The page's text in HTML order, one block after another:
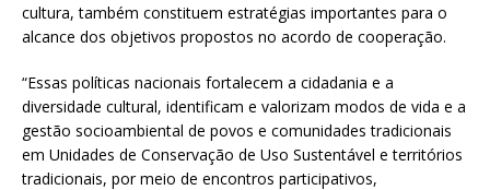
cultura, também constituem estratégias importantes para o
alcance dos objetivos propostos no acordo de cooperação.
“Essas políticas nacionais fortalecem a cidadania e a
diversidade cultural, identificam e valorizam modos de vida e a
gestão socioambiental de povos e comunidades tradicionais
em Unidades de Conservação de Uso Sustentável e territórios
tradicionais, por meio de encontros participativos,